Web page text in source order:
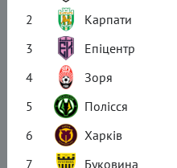
2
Карпати
3
Епіцентр
4
Зоря
5
Полісся
6
Харків
7
Буковина